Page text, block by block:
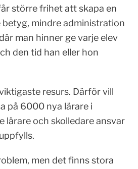
större frihet att skapa en
betyg, mindre administration
man hinner ge varje elev
den tid han eller hon
resurs. Därför vill
på 6000 nya lärare i
lärare och skolledare ansvar
men det finns stora